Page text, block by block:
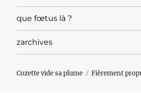
que fœtus là ?
zarchives
Cozette vide sa plume Fièrement